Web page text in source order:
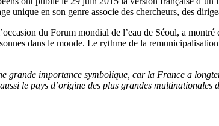
unique en son genre associe des chercheurs, des
du Forum mondial de l’eau de Séoul, a
dans le monde. Le rythme de la
grande importance symbolique, car la France a
le pays d’origine des plus grandes multinationales